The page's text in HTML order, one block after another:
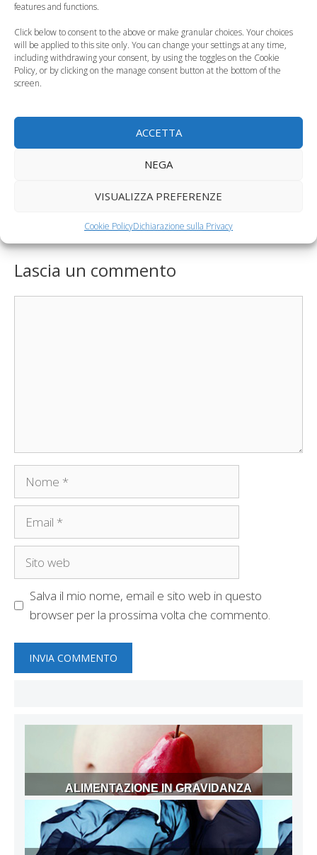
features and functions.
Click below to consent to the above or make granular choices. Your choices
will be applied to this site only. You can change your settings at any time,
including withdrawing your consent, by using the toggles on the Cookie
Policy, or by clicking on the manage consent button at the bottom of the
screen.
ACCETTA
NEGA
VISUALIZZA PREFERENZE
Cookie PolicyDichiarazione sulla Privacy
I gemelli nati alla
La cefalea in
Categorie
Gravidanza
gravidanza,parto pretermine
Displasia congenita dell’anca
Lascia un commento
Nome
Email
Sito
Salva il mio nome, email e sito web in questo
browser per la prossima volta che commento.
ALIMENTAZIONE IN GRAVIDANZA